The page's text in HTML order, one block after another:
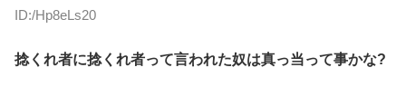
ID:/Hp8eLs20
捻くれ者に捻くれ者って言われた奴は真っ当って事かな?